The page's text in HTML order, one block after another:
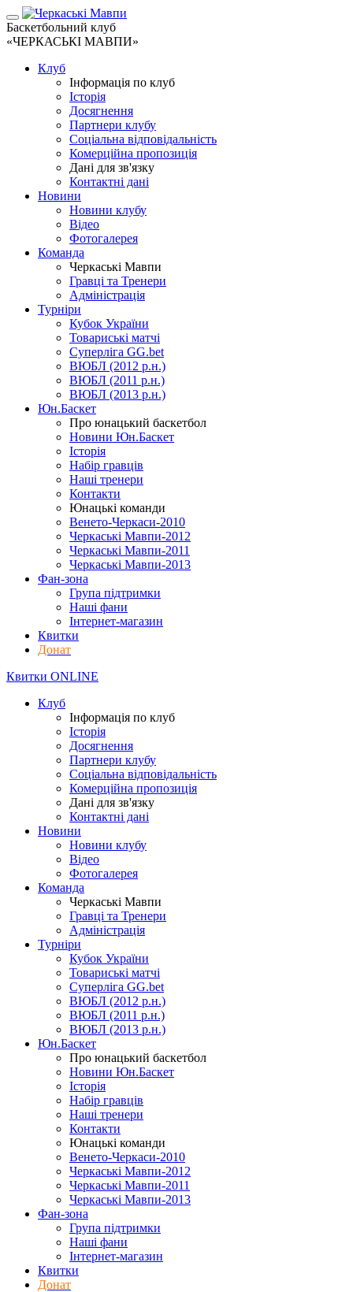
Баскетбольний клуб
«ЧЕРКАСЬКІ МАВПИ»
Клуб
Інформація по клуб
Історія
Досягнення
Партнери клубу
Соціальна відповідальність
Комерційна пропозиція
Дані для зв'язку
Контактні дані
Новини
Новини клубу
Відео
Фотогалерея
Команда
Черкаські Мавпи
Гравці та Тренери
Адміністрація
Турніри
Кубок України
Товариські матчі
Суперліга GG.bet
ВЮБЛ (2012 р.н.)
ВЮБЛ (2011 р.н.)
ВЮБЛ (2013 р.н.)
Юн.Баскет
Про юнацький баскетбол
Новини Юн.Баскет
Історія
Набір гравців
Наші тренери
Контакти
Юнацькі команди
Венето-Черкаси-2010
Черкаські Мавпи-2012
Черкаські Мавпи-2011
Черкаські Мавпи-2013
Фан-зона
Група підтримки
Наші фани
Інтернет-магазин
Квитки
Донат
Квитки ONLINE
Клуб
Інформація по клуб
Історія
Досягнення
Партнери клубу
Соціальна відповідальність
Комерційна пропозиція
Дані для зв'язку
Контактні дані
Новини
Новини клубу
Відео
Фотогалерея
Команда
Черкаські Мавпи
Гравці та Тренери
Адміністрація
Турніри
Кубок України
Товариські матчі
Суперліга GG.bet
ВЮБЛ (2012 р.н.)
ВЮБЛ (2011 р.н.)
ВЮБЛ (2013 р.н.)
Юн.Баскет
Про юнацький баскетбол
Новини Юн.Баскет
Історія
Набір гравців
Наші тренери
Контакти
Юнацькі команди
Венето-Черкаси-2010
Черкаські Мавпи-2012
Черкаські Мавпи-2011
Черкаські Мавпи-2013
Фан-зона
Група підтримки
Наші фани
Інтернет-магазин
Квитки
Донат